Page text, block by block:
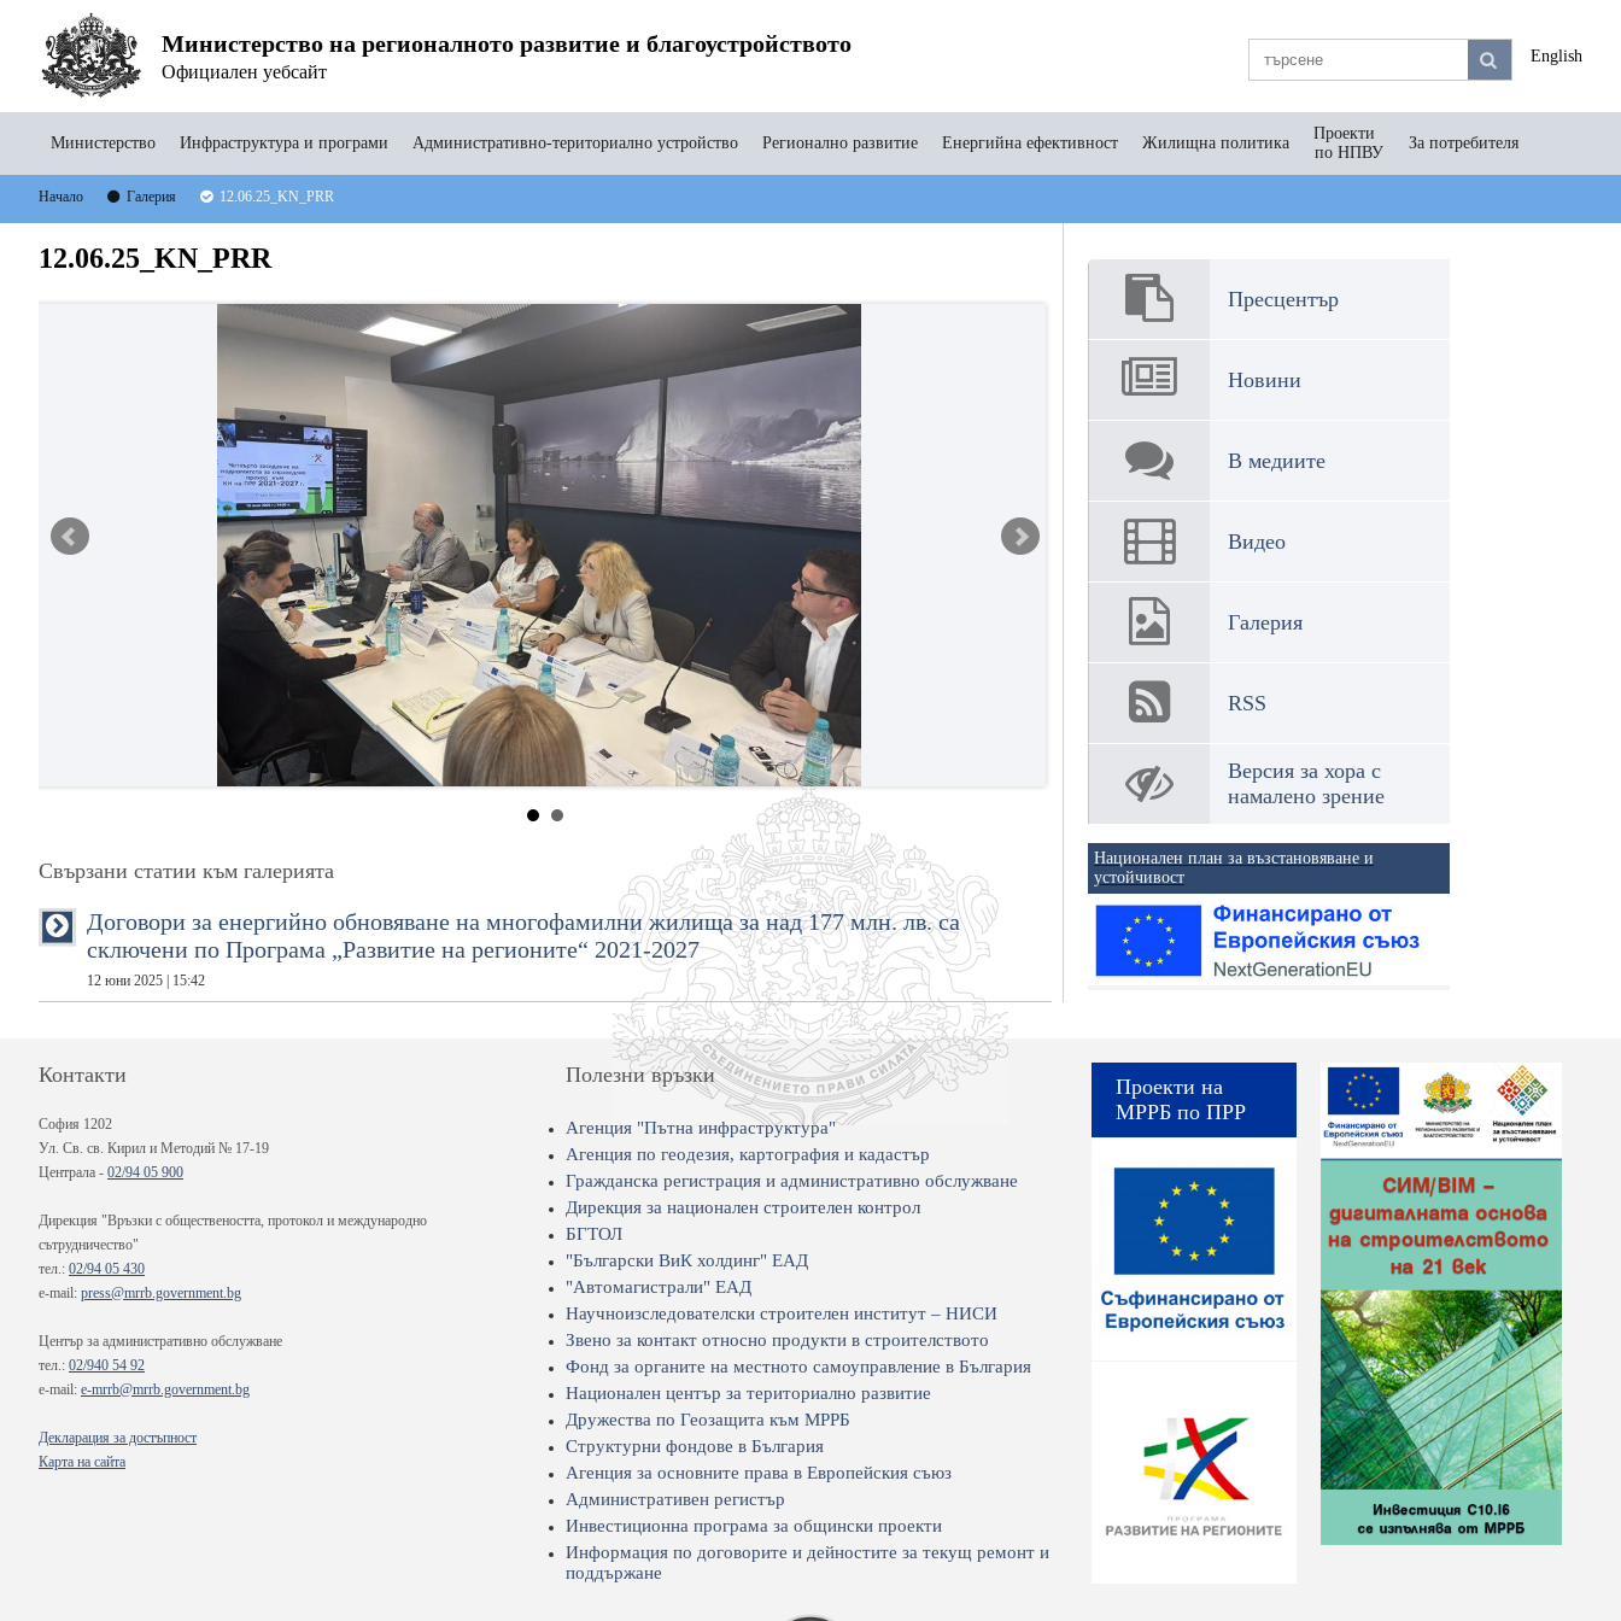
Министерство на регионалното развитие и благоустройството
Официален уебсайт
English
Министерство Инфраструктура и програми Административно-териториално устройство Регионално развитие Енергийна ефективност Жилищна политика
Проекти
по НПВУ
За потребителя
Начало Галерия 12.06.25_KN_PRR
12.06.25_KN_PRR
Свързани статии към галерията
Договори за енергийно обновяване на многофамилни жилища за над 177 млн. лв. са
сключени по Програма „Развитие на регионите“ 2021-2027
12 юни 2025 | 15:42
Пресцентър
Новини
В медиите
Видео
Галерия
RSS
Версия за хора с
намалено зрение
Национален план за възстановяване и
устойчивост
Контакти
София 1202
Ул. Св. св. Кирил и Методий № 17-19
Централа - 02/94 05 900
Дирекция "Връзки с обществеността, протокол и международно
сътрудничество"
тел.: 02/94 05 430
e-mail: press@mrrb.government.bg
Център за административно обслужване
тел.: 02/940 54 92
e-mail: e-mrrb@mrrb.government.bg
Декларация за достъпност
Карта на сайта
Полезни връзки
Агенция "Пътна инфраструктура"
Агенция по геодезия, картография и кадастър
Гражданска регистрация и административно обслужване
Дирекция за национален строителен контрол
БГТОЛ
"Български ВиК холдинг" ЕАД
"Автомагистрали" ЕАД
Научноизследователски строителен институт – НИСИ
Звено за контакт относно продукти в строителството
Фонд за органите на местното самоуправление в България
Национален център за териториално развитие
Дружества по Геозащита към МРРБ
Структурни фондове в България
Агенция за основните права в Европейския съюз
Административен регистър
Инвестиционна програма за общински проекти
Информация по договорите и дейностите за текущ ремонт и
поддържане
Проекти на
МРРБ по ПРР